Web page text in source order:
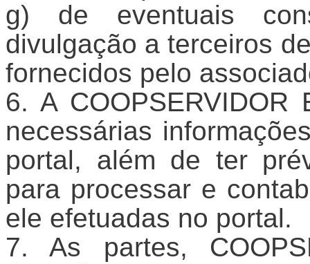
g) de eventuais
divulgação a terceiros
fornecidos pelo
A
necessárias
portal, além de ter
para processar e
ele efetuadas no portal.
As partes,